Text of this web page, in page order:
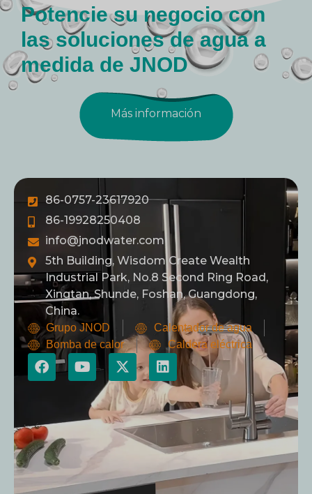
Potencie su negocio con
las soluciones de agua a
medida de JNOD
Más información
86-0757-23617920
86-19928250408
info@jnodwater.com
5th Building, Wisdom Create Wealth
Industrial Park, No.8 Second Ring Road,
Xingtan, Shunde, Foshan, Guangdong,
China.
Grupo JNOD
Calentador de agua
Bomba de calor
Caldera eléctrica